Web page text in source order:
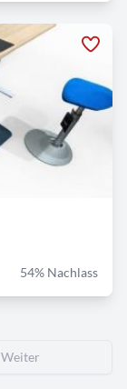
54% Nachlass
Weiter